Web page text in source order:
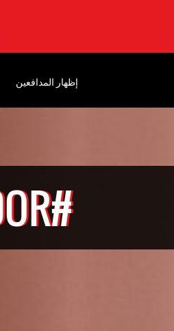
#ECUADOR
إظهار المدافعين